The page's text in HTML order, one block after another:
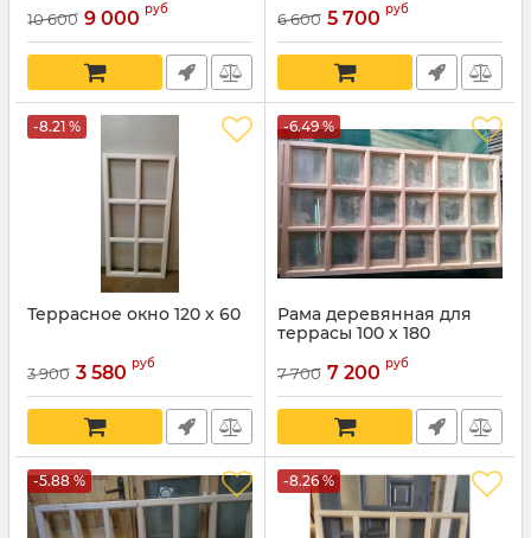
10 600 9 000 руб 6 600 5 700 руб
-8.21 %
Террасное окно 120 х 60
3 900 3 580 руб
-6.49 %
Рама деревянная для
террасы 100 х 180
7 700 7 200 руб
-5.88 % -8.26 %